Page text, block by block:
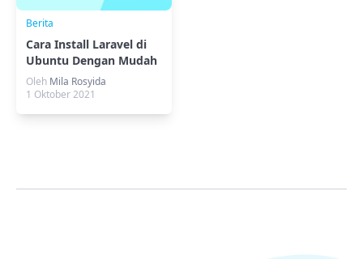
Berita
Cara Install Laravel di
Ubuntu Dengan Mudah
Melalui Composer
Oleh Mila Rosyida
1 Oktober 2021